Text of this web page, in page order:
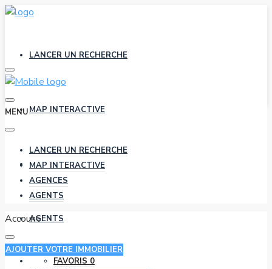
LANCER UN RECHERCHE
MAP INTERACTIVE
AGENCES
AGENTS
FAVORIS 0
MENU
LANCER UN RECHERCHE
MAP INTERACTIVE
AGENCES
AGENTS
Account
AJOUTER VOTRE IMMOBILIER